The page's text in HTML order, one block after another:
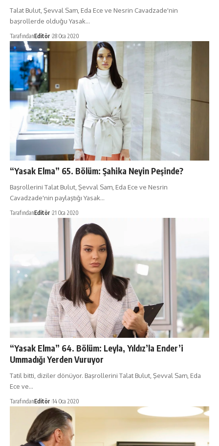
Talat Bulut, Şevval Sam, Eda Ece ve Nesrin Cavadzade'nin
başrollerde olduğu Yasak…
TarafındanEditör 28 Oca 2020
“Yasak Elma” 65. Bölüm: Şahika Neyin Peşinde?
Başrollerini Talat Bulut, Şevval Sam, Eda Ece ve Nesrin
Cavadzade'nin paylaştığı Yasak…
TarafındanEditör 21 Oca 2020
“Yasak Elma” 64. Bölüm: Leyla, Yıldız’la Ender’i
Ummadığı Yerden Vuruyor
Tatil bitti, diziler dönüyor. Başrollerini Talat Bulut, Şevval Sam, Eda
Ece ve…
TarafındanEditör 14 Oca 2020